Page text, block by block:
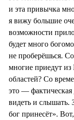
и эта привычка
я вижу большие
возможности
будет много
не проберёшься.
многие приедут
областей? Со
это —
видеть и слышать.
бог принесёт».